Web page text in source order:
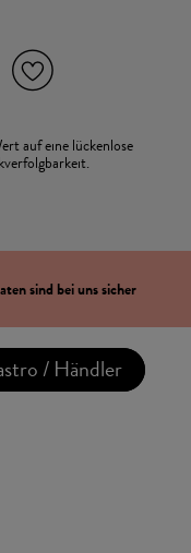
auf eine lückenlose
sind bei uns sicher
/ Händler